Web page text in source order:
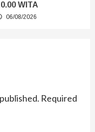
WITA
06/08/2026
Required